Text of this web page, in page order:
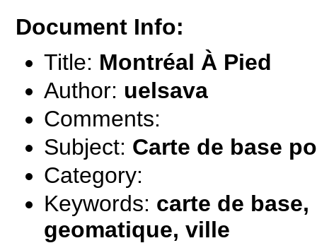
Document Info:
Title: Montréal À Pied
Author: uelsava
Comments:
Subject: Carte de base
Category:
Keywords: carte de
geomatique, ville